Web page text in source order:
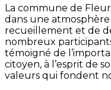
La commune de
dans une
recueillement et de
nombreux
témoigné de
citoyen, à l’esprit de
valeurs qui fondent